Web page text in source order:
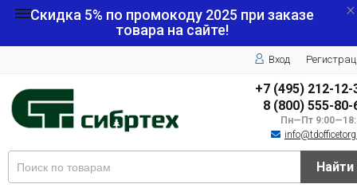
Скидка 5% по промокоду 2025 при заказе
товара на сайте!
Вход
+7 (495) 212-12-
8 (800) 555-80-
Пн—Пт
Найти